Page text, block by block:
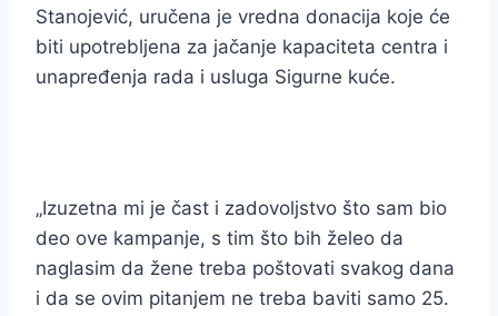
Stanojević, uručena je vredna donacija koje će
biti upotrebljena za jačanje kapaciteta centra i
unapređenja rada i usluga Sigurne kuće.
„Izuzetna mi je čast i zadovoljstvo što sam bio
deo ove kampanje, s tim što bih želeo da
naglasim da žene treba poštovati svakog dana
i da se ovim pitanjem ne treba baviti samo 25.